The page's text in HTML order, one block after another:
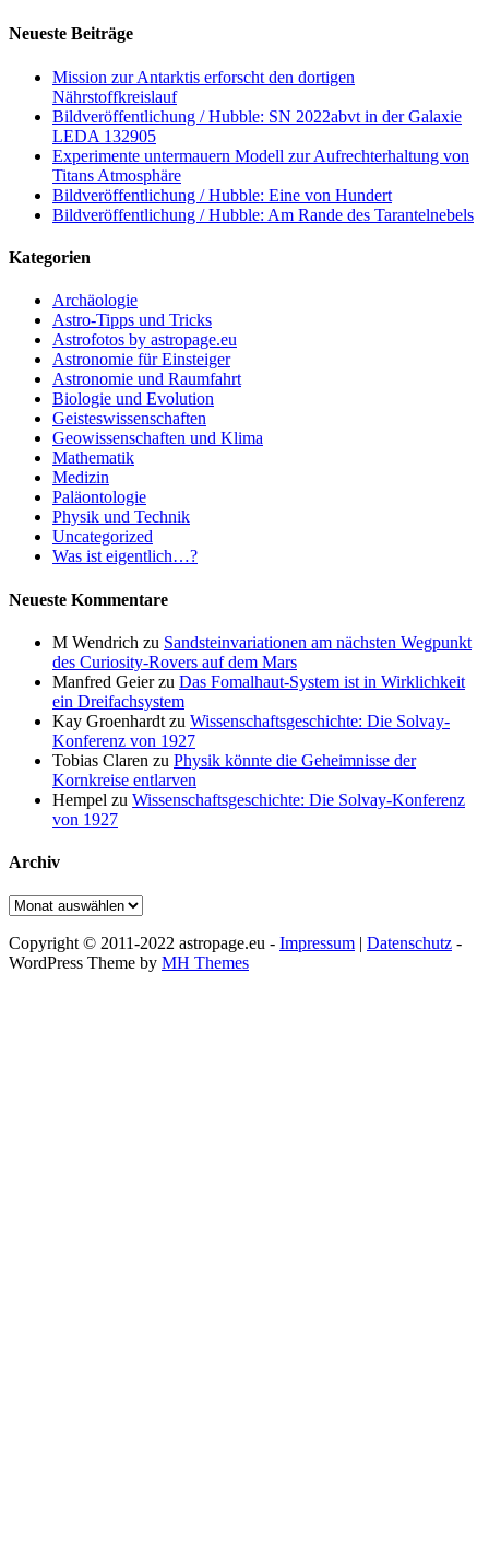
Neueste Beiträge
Mission zur Antarktis erforscht den dortigen
Nährstoffkreislauf
Bildveröffentlichung / Hubble: SN 2022abvt in der Galaxie
LEDA 132905
Experimente untermauern Modell zur Aufrechterhaltung von
Titans Atmosphäre
Bildveröffentlichung / Hubble: Eine von Hundert
Bildveröffentlichung / Hubble: Am Rande des Tarantelnebels
Kategorien
Archäologie
Astro-Tipps und Tricks
Astrofotos by astropage.eu
Astronomie für Einsteiger
Astronomie und Raumfahrt
Biologie und Evolution
Geisteswissenschaften
Geowissenschaften und Klima
Mathematik
Medizin
Paläontologie
Physik und Technik
Uncategorized
Was ist eigentlich…?
Neueste Kommentare
M Wendrich zu Sandsteinvariationen am nächsten Wegpunkt
des Curiosity-Rovers auf dem Mars
Manfred Geierzu Das Fomalhaut-System ist in Wirklichkeit
ein Dreifachsystem
Kay Groenhardt zu Wissenschaftsgeschichte: Die Solvay-
Konferenz von 1927
Tobias Claren zu Physik könnte die Geheimnisse der
Kornkreise entlarven
Hempel zu Wissenschaftsgeschichte: Die Solvay-Konferenz
von 1927
Archiv
Archiv
Copyright © 2011-2022 astropage.eu - Impressum | Datenschutz -
WordPress Theme by MH Themes